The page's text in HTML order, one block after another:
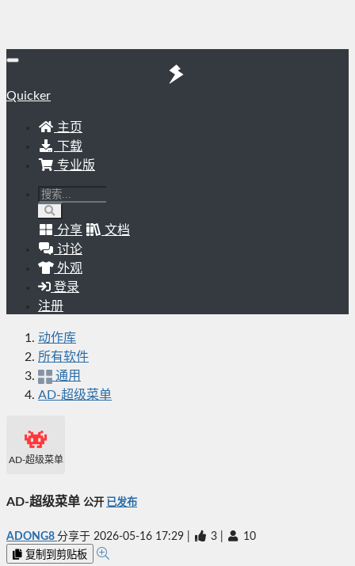
Quicker
主页
下载
专业版
分享
文档
讨论
外观
登录
注册
动作库
所有软件
通用
AD-超级菜单
AD-超级菜单
AD-超级菜单 公开 已发布
ADONG8 分享于 2026-05-16 17:29 3 10
复制到剪贴板